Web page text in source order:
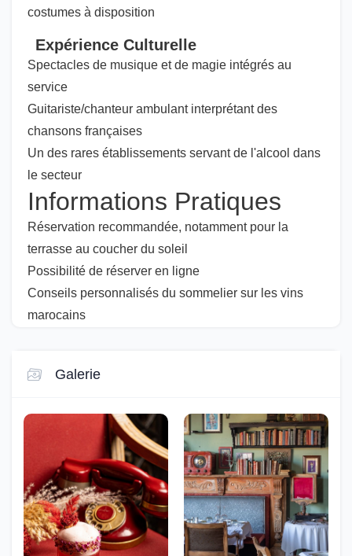
costumes à disposition
Expérience Culturelle
Spectacles de musique et de magie intégrés au
service
Guitariste/chanteur ambulant interprétant des
chansons françaises
Un des rares établissements servant de l'alcool dans
le secteur
Informations Pratiques
Réservation recommandée, notamment pour la
terrasse au coucher du soleil
Possibilité de réserver en ligne
Conseils personnalisés du sommelier sur les vins
marocains
Galerie